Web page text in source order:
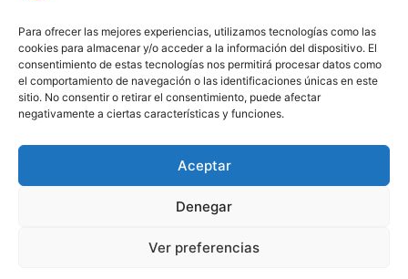
Para ofrecer las mejores experiencias, utilizamos tecnologías como las
cookies para almacenar y/o acceder a la información del dispositivo. El
consentimiento de estas tecnologías nos permitirá procesar datos como
el comportamiento de navegación o las identificaciones únicas en este
sitio. No consentir o retirar el consentimiento, puede afectar
negativamente a ciertas características y funciones.
Aceptar
Denegar
Ver preferencias
Nothing found.
Nothing found.
Nothing found.
Nothing found.